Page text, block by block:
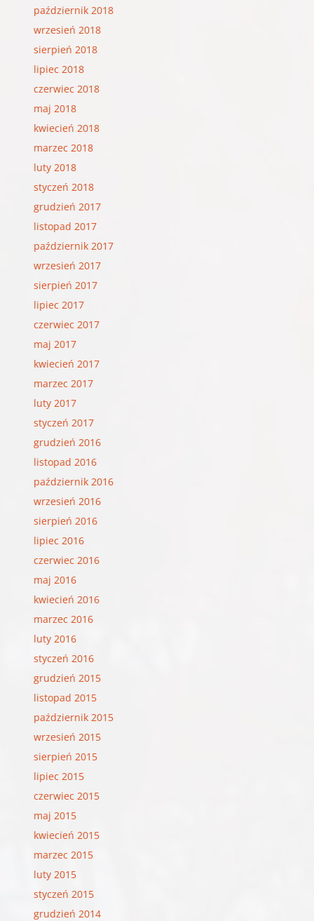
październik 2018
wrzesień 2018
sierpień 2018
lipiec 2018
czerwiec 2018
maj 2018
kwiecień 2018
marzec 2018
luty 2018
styczeń 2018
grudzień 2017
listopad 2017
październik 2017
wrzesień 2017
sierpień 2017
lipiec 2017
czerwiec 2017
maj 2017
kwiecień 2017
marzec 2017
luty 2017
styczeń 2017
grudzień 2016
listopad 2016
październik 2016
wrzesień 2016
sierpień 2016
lipiec 2016
czerwiec 2016
maj 2016
kwiecień 2016
marzec 2016
luty 2016
styczeń 2016
grudzień 2015
listopad 2015
październik 2015
wrzesień 2015
sierpień 2015
lipiec 2015
czerwiec 2015
maj 2015
kwiecień 2015
marzec 2015
luty 2015
styczeń 2015
grudzień 2014